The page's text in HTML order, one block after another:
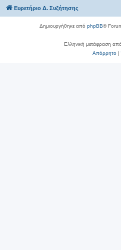
Ευρετήριο Δ. Συζήτησης
Δημιουργήθηκε από phpBB®
Ελληνική μετάφραση
Απόρρητο|